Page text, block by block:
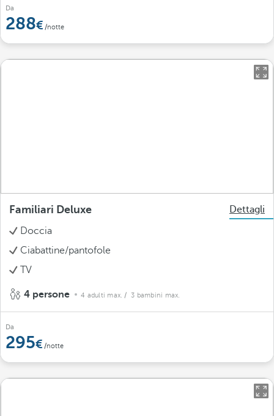
Da
288 /notte
Familiari Deluxe
Dettagli
Doccia
Ciabattine/pantofole
TV
4 persone 4 adulti max. / 3 bambini max.
Da
295 /notte